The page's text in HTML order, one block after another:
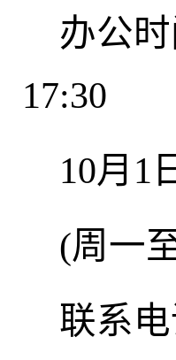
办公时
17:30
10月
(周一
联系电